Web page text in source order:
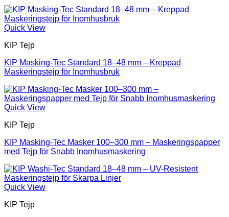
Quick View
KIP Tejp
KIP Masking-Tec Standard 18–48 mm – Kreppad
Maskeringstejp för Inomhusbruk
Quick View
KIP Tejp
KIP Masking-Tec Masker 100–300 mm – Maskeringspapper
med Tejp för Snabb Inomhusmaskering
Quick View
KIP Tejp